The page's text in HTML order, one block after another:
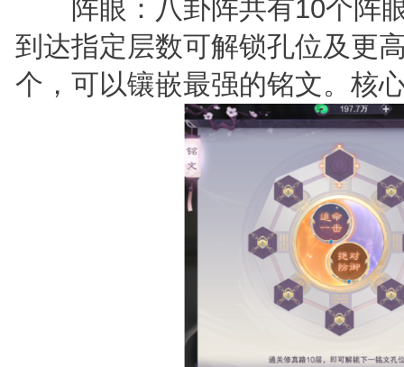
阵眼：八卦阵共有10个阵眼
到达指定层数可解锁孔位及更
个，可以镶嵌最强的铭文。核